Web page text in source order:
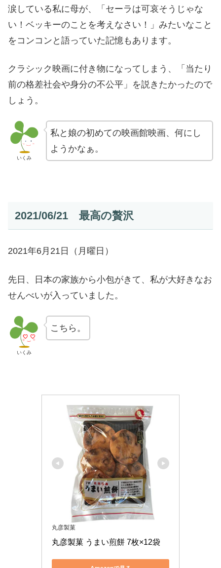
涙している私に母が、「セーラは可哀そうじゃな
い！ベッキーのことを考えなさい！」みたいなこと
をコンコンと語っていた記憶もあります。
クラシック映画に付き物になってしまう、「当たり
前の格差社会や身分の不公平」を説きたかったので
しょう。
いくみ
私と娘の初めての映画館映画、何にし
ようかなぁ。
2021/06/21 最高の贅沢
2021年6月21日（月曜日）
先日、日本の家族から小包がきて、私が大好きなお
せんべいが入っていました。
いくみ
こちら。
丸彦製菓
丸彦製菓 うまい煎餅 7枚×12袋